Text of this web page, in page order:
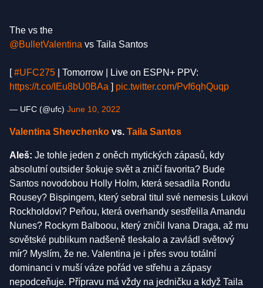
The vs the
@BulletValentina vs Taila Santos
[#UFC275 | Tomorrow | Live on ESPN+ PPV:
https://t.co/IEu8bU0BAa ] pic.twitter.com/Pvf6qhQuqp
— UFC (@ufc) June 10, 2022
Valentina Shevchenko vs. Taila Santos
Aleš: Je tohle jeden z oněch mytických zápasů, kdy
absolutní outsider šokuje svět a zničí favorita? Bude
Santos novodobou Holly Holm, která sesadila Rondu
Rousey? Bispingem, který sebral titul své nemesis Lukovi
Rockholdovi? Peňou, která overhandy sestřelila Amandu
Nunes? Rockym Balboou, který zničil Ivana Draga, až mu
sovětské publikum nadšeně tleskalo a zavládl světový
mír? Myslím, že ne. Valentina je i přes svou totální
dominanci v muší váze pořád ve střehu a zápasy
nepodceňuje. Přípravu má vždy na jedničku a když Taila